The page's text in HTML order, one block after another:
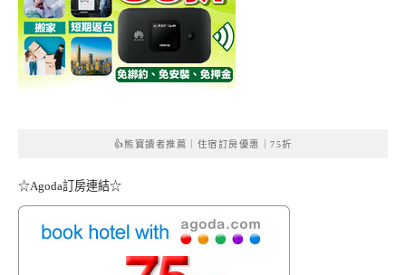
👍熊寶讀者推薦｜住宿訂房優惠｜75折
☆Agoda訂房連結☆